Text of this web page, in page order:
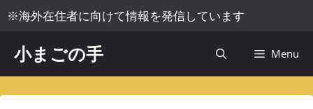
コ
ン
ツ
へ
※海外在住者に向けて情報を発信しています
小まごの手 Menu